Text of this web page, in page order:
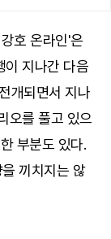
호 온라인'은
이 지나간 다음
개되면서 지나
오를 풀고 있으
부분도 있다.
끼치지는 않